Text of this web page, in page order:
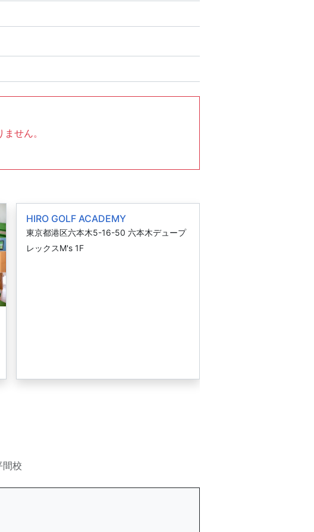
せん。
HIRO GOLF ACADEMY
東京都港区六本木5-16-50 六本木デュープ
レックスM's 1F
間校